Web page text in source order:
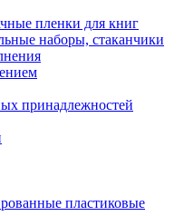
пленки для книг
наборы, стаканчики
принадлежностей
пластиковые